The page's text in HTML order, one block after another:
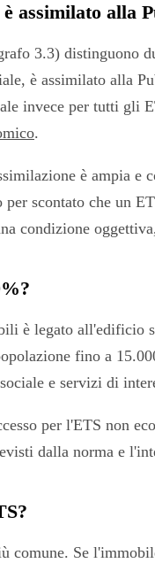
assimilato alla
3.3) distinguono
è assimilato alla
invece per tutti gli
.
è ampia
scontato che un
condizione
è legato all'edificio
fino a
e servizi di
per l'ETS non
dalla norma e
comune. Se